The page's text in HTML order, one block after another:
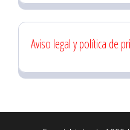
Aviso legal y política de